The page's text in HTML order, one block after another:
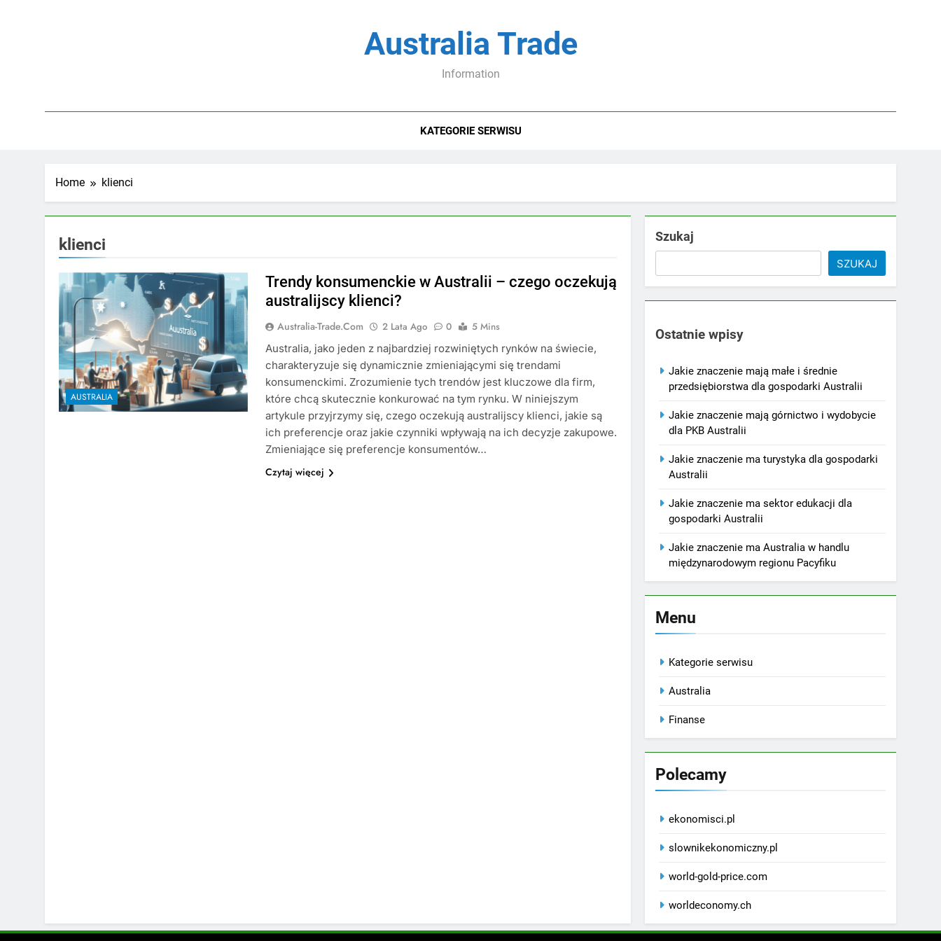
Australia Trade
Information
KATEGORIE SERWISU
Home klienci
klienci
AUSTRALIA
Trendy konsumenckie w Australii – czego oczekują
australijscy klienci?
Australia-Trade.com 2 Lata Ago 0
5 Mins
Australia, jako jeden z najbardziej rozwiniętych rynków na świecie,
charakteryzuje się dynamicznie zmieniającymi się trendami
konsumenckimi. Zrozumienie tych trendów jest kluczowe dla firm,
które chcą skutecznie konkurować na tym rynku. W niniejszym
artykule przyjrzymy się, czego oczekują australijscy klienci, jakie są
ich preferencje oraz jakie czynniki wpływają na ich decyzje zakupowe.
Zmieniające się preferencje konsumentów…
Czytaj więcej
Szukaj
SZUKAJ
Ostatnie wpisy
Jakie znaczenie mają małe i średnie
przedsiębiorstwa dla gospodarki Australii
Jakie znaczenie mają górnictwo i wydobycie
dla PKB Australii
Jakie znaczenie ma turystyka dla gospodarki
Australii
Jakie znaczenie ma sektor edukacji dla
gospodarki Australii
Jakie znaczenie ma Australia w handlu
międzynarodowym regionu Pacyfiku
Menu
Kategorie serwisu
Australia
Finanse
Polecamy
ekonomisci.pl
slownikekonomiczny.pl
world-gold-price.com
worldeconomy.ch